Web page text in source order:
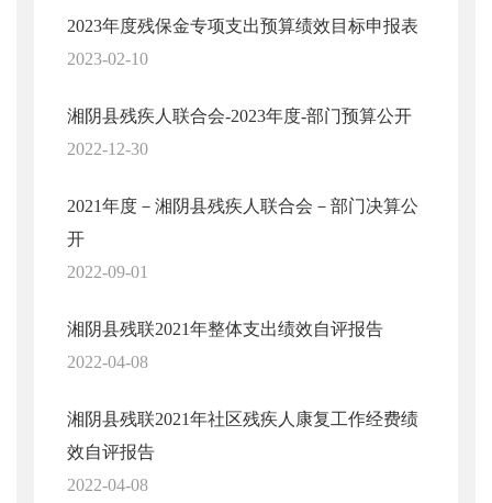
2023年度残保金专项支出预算绩效目标申报表
2023-02-10
湘阴县残疾人联合会-2023年度-部门预算公开
2022-12-30
2021年度－湘阴县残疾人联合会－部门决算公
开
2022-09-01
湘阴县残联2021年整体支出绩效自评报告
2022-04-08
湘阴县残联2021年社区残疾人康复工作经费绩
效自评报告
2022-04-08